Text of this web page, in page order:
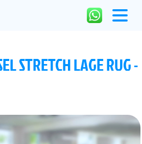
STRETCH LAGE RUG -